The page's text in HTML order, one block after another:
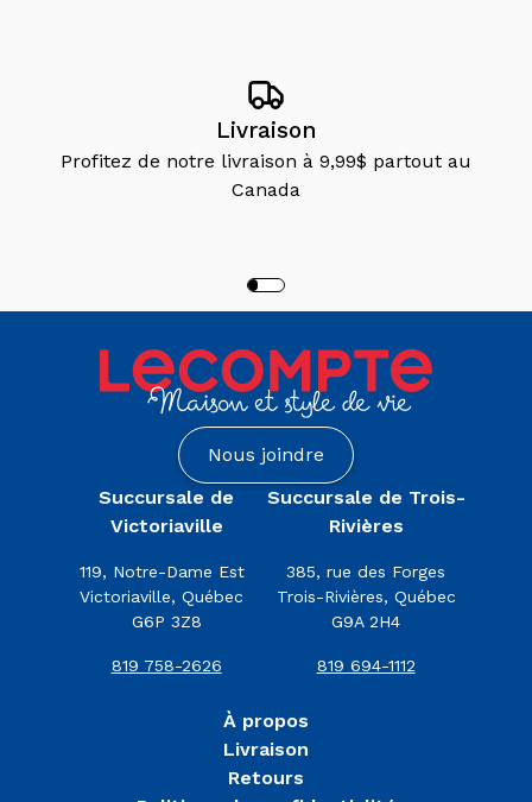
Livraison
Profitez de notre livraison à 9,99$ partout au
Canada
Nous joindre
Succursale de
Victoriaville
119, Notre-Dame Est
Victoriaville, Québec
G6P 3Z8
819 758-2626
Succursale de Trois-
Rivières
385, rue des Forges
Trois-Rivières, Québec
G9A 2H4
819 694-1112
À propos
Livraison
Retours